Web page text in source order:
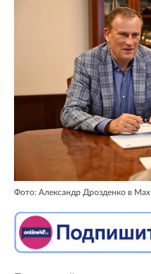
Фото: Александр Дрозденко в Max